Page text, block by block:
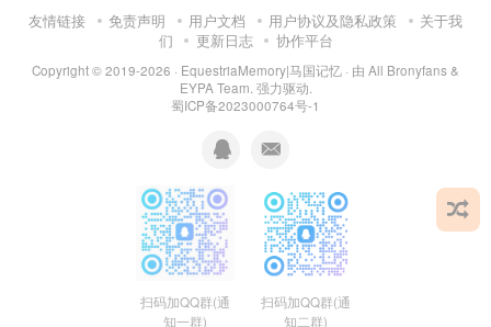
友情链接 免责声明 用户文档 用户协议及隐私政策
关于我
们
更新日志 协作平台
Copyright © 2019-2026 · EquestriaMemory|马国记忆 · 由 All Bronyfans &
EYPA Team. 强力驱动.
蜀ICP备2023000764号-1
扫码加QQ群(通
知一群)
扫码加QQ群(通
知二群)